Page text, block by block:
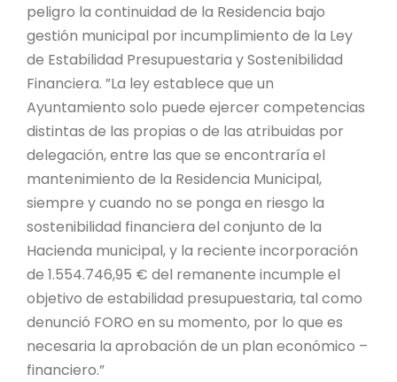
peligro la continuidad de la Residencia bajo
gestión municipal por incumplimiento de la Ley
de Estabilidad Presupuestaria y Sostenibilidad
Financiera. ”La ley establece que un
Ayuntamiento solo puede ejercer competencias
distintas de las propias o de las atribuidas por
delegación, entre las que se encontraría el
mantenimiento de la Residencia Municipal,
siempre y cuando no se ponga en riesgo la
sostenibilidad financiera del conjunto de la
Hacienda municipal, y la reciente incorporación
de 1.554.746,95 € del remanente incumple el
objetivo de estabilidad presupuestaria, tal como
denunció FORO en su momento, por lo que es
necesaria la aprobación de un plan económico –
financiero.”